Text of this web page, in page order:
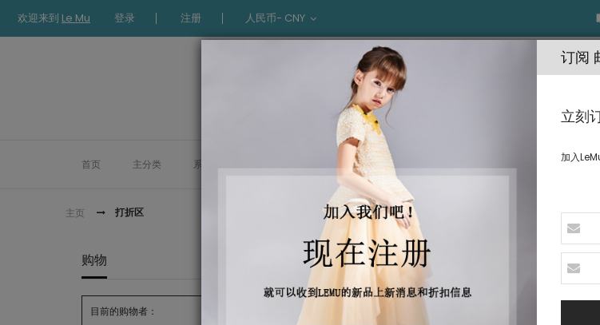
欢迎来到 Le Mu 登录 注册 人民币- CNY
首页 主分类 系列 LEMU高级定制
主页 打折区
打折区
购物
目前的购物者：
订阅
立刻
加入